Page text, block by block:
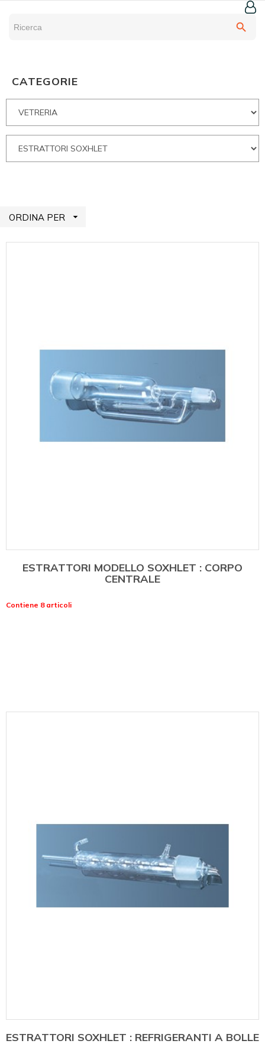
search
CATEGORIE
ORDINA PER 
ESTRATTORI MODELLO SOXHLET : CORPO
CENTRALE
Contiene 8 articoli
ESTRATTORI SOXHLET : REFRIGERANTI A BOLLE